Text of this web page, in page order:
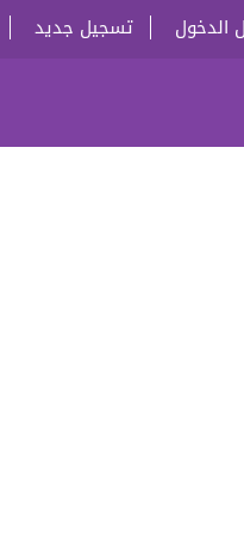
الدخول تسجيل جديد